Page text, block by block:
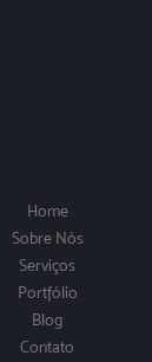
Home
Sobre Nós
Serviços
Portfólio
Blog
Contato